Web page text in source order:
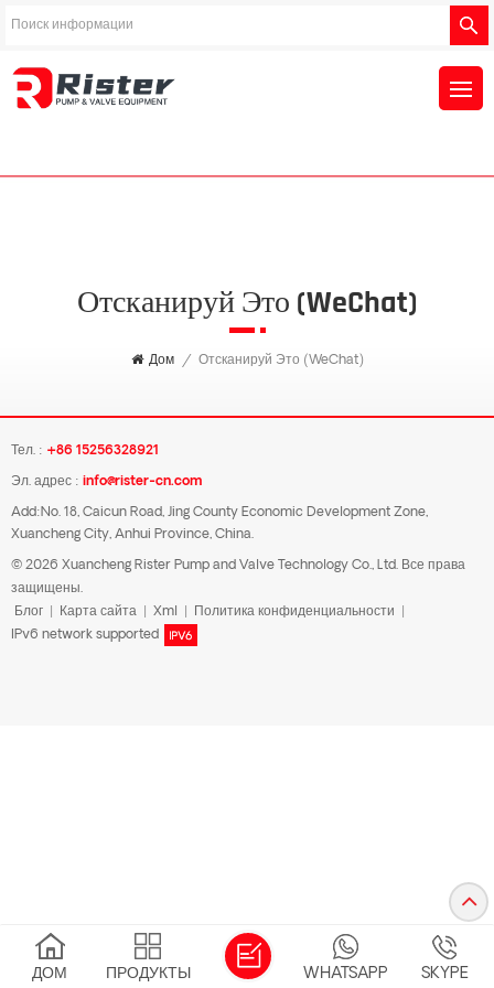
Отсканируй Это (WeChat)
Дом / Отсканируй Это (WeChat)
Тел. : +86 15256328921
Эл. адрес : info@rister-cn.com
Add:No. 18, Caicun Road, Jing County Economic Development Zone,
Xuancheng City, Anhui Province, China.
© 2026 Xuancheng Rister Pump and Valve Technology Co., Ltd. Все права
защищены.
Блог
Карта сайта Xml Политика конфиденциальности
IPv6 network supported
ДОМ ПРОДУКТЫ SKYPE
WHATSAPP